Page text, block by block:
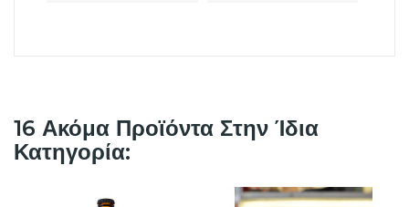
16 Ακόμα Προϊόντα Στην Ίδια
Κατηγορία: